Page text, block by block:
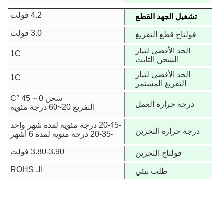
تشغيل الجهد القطع 4.2 فولت
فولتاج قطع التفريغ 3.0 فولت
الحد الأقصى لتيار
الشحن الثابت
1C
الحد الأقصى لتيار
التفريغ المستمر
1C
درجة حرارة العمل
شحن 0 ~ 45 °C
التفريغ 20~60 درجة مئوية
درجة حرارة التخزين
-20-45 درجة مئوية لمدة شهر واحد
-20-35 درجة مئوية لمدة 6 أشهر
فولتاج التخزين 3.80-3،90 فولت
طلب بيئي الـ ROHS